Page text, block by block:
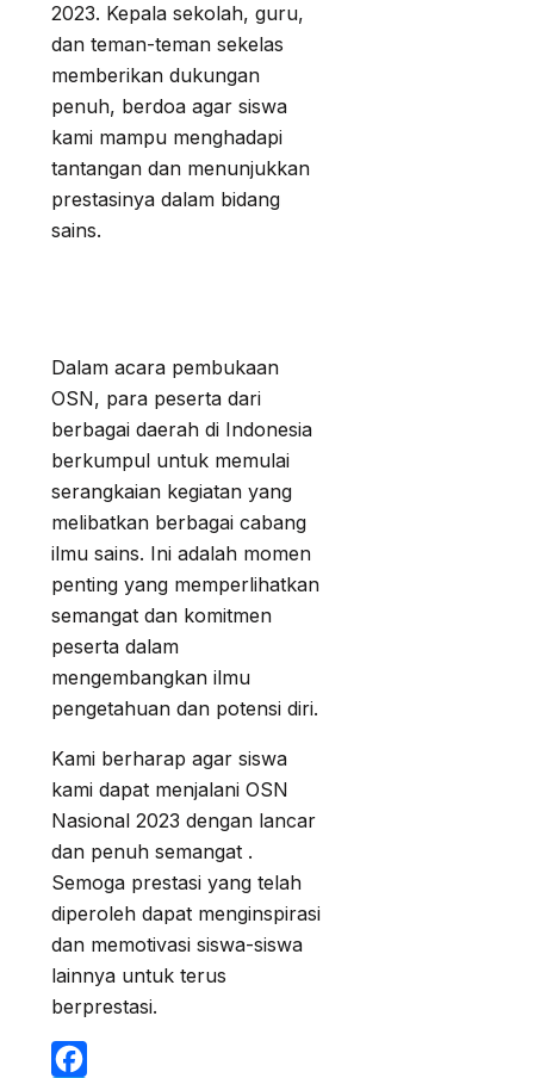
2023. Kepala sekolah, guru,
dan teman-teman sekelas
memberikan dukungan
penuh, berdoa agar siswa
kami mampu menghadapi
tantangan dan menunjukkan
prestasinya dalam bidang
sains.
Dalam acara pembukaan
OSN, para peserta dari
berbagai daerah di Indonesia
berkumpul untuk memulai
serangkaian kegiatan yang
melibatkan berbagai cabang
ilmu sains. Ini adalah momen
penting yang memperlihatkan
semangat dan komitmen
peserta dalam
mengembangkan ilmu
pengetahuan dan potensi diri.
Kami berharap agar siswa
kami dapat menjalani OSN
Nasional 2023 dengan lancar
dan penuh semangat .
Semoga prestasi yang telah
diperoleh dapat menginspirasi
dan memotivasi siswa-siswa
lainnya untuk terus
berprestasi.